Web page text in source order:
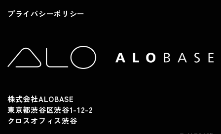
株式会社ALOBASE
東京都渋谷区渋谷1-12-2
クロスオフィス渋谷
プライバシーポリシー